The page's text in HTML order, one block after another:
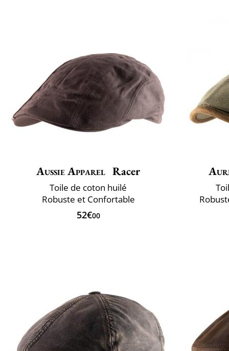
Aussie Apparel Racer
Toile de coton huilé
Robuste et Confortable
52€00